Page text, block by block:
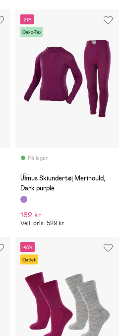
-21%
Oeko-Tex
På lager
(5)
Janus Skiundertøj Merinould,
Dark purple
182 kr
Vejl. pris: 529 kr
-45%
Outlet